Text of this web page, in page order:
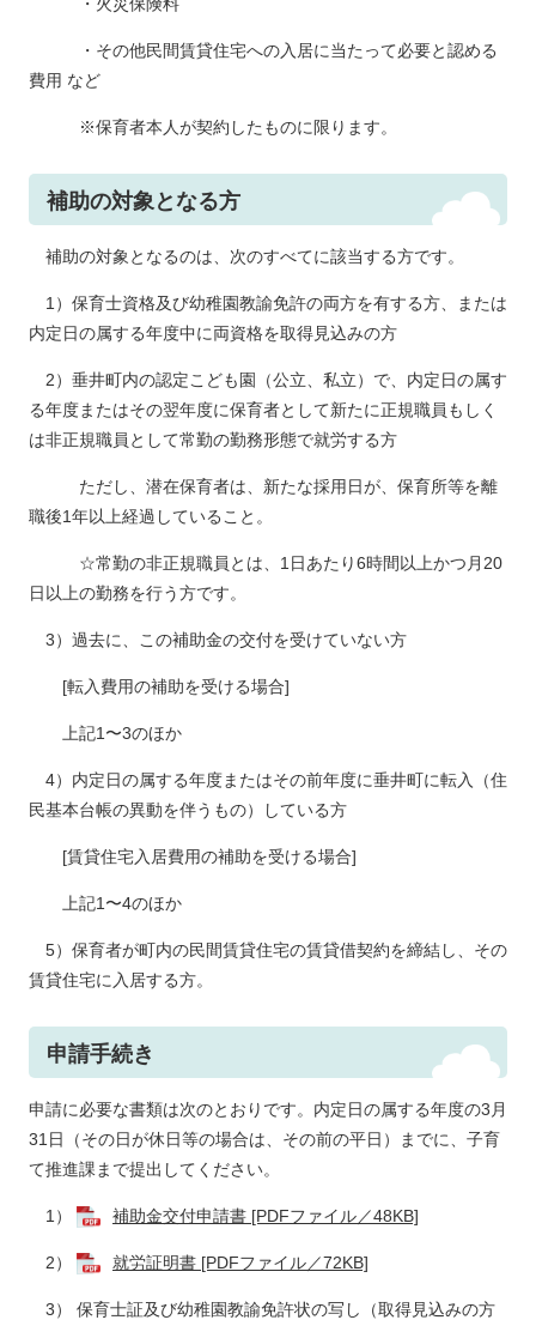
・その他民間賃貸住宅への入居に当たって必要と認める
費用 など
※保育者本人が契約したものに限ります。​
補助の対象となる方
補助の対象となるのは、次のすべてに該当する方です。
1）保育士資格及び幼稚園教諭免許の両方を有する方、または
内定日の属する年度中に両資格を取得見込みの方
2）垂井町内の認定こども園（公立、私立）で、内定日の属す
る年度またはその翌年度に保育者として新たに正規職員もしく
は非正規職員として常勤の勤務形態で就労する方
ただし、潜在保育者は、新たな採用日が、保育所等を離
職後1年以上経過していること。
☆常勤の非正規職員とは、1日あたり6時間以上かつ月20
日以上の勤務を行う方です。
3）過去に、この補助金の交付を受けていない方
[転入費用の補助を受ける場合]
上記1〜3のほか
4）内定日の属する年度またはその前年度に垂井町に転入（住
民基本台帳の異動を伴うもの）している方
[賃貸住宅入居費用の補助を受ける場合]
上記1〜4のほか
5）保育者が町内の民間賃貸住宅の賃貸借契約を締結し、その
賃貸住宅に入居する方。
申請手続き
​申請に必要な書類は次のとおりです。内定日の属する年度の3月
31日（その日が休日等の場合は、その前の平日）までに、子育
て推進課まで提出してください。
1） 補助金交付申請書 [PDFファイル／48KB]
2） 就労証明書 [PDFファイル／72KB]
3） 保育士証及び幼稚園教諭免許状の写し（取得見込みの方